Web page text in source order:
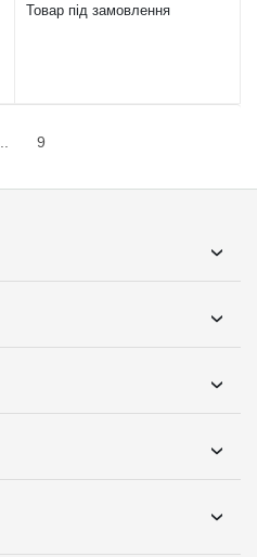
Товар під замовлення
9